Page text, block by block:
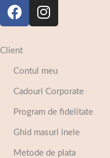
Client
Contul meu
Cadouri Corporate
Program de fidelitate
Ghid masuri inele
Metode de plata